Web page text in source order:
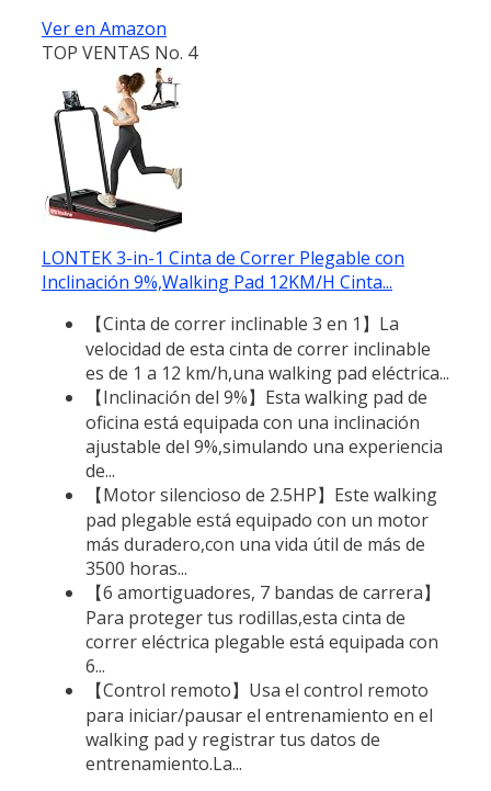
Ver en Amazon
TOP VENTAS No. 4
LONTEK 3-in-1 Cinta de Correr Plegable con
Inclinación 9%,Walking Pad 12KM/H Cinta...
【Cinta de correr inclinable 3 en 1】La
velocidad de esta cinta de correr inclinable
es de 1 a 12 km/h,una walking pad eléctrica...
【Inclinación del 9%】Esta walking pad de
oficina está equipada con una inclinación
ajustable del 9%,simulando una experiencia
de...
【Motor silencioso de 2.5HP】Este walking
pad plegable está equipado con un motor
más duradero,con una vida útil de más de
3500 horas...
【6 amortiguadores, 7 bandas de carrera】
Para proteger tus rodillas,esta cinta de
correr eléctrica plegable está equipada con
6...
【Control remoto】Usa el control remoto
para iniciar/pausar el entrenamiento en el
walking pad y registrar tus datos de
entrenamiento.La...